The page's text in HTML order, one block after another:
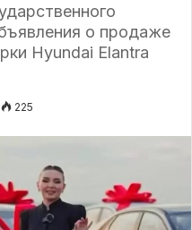
о продаже
Hyundai Elantra
225